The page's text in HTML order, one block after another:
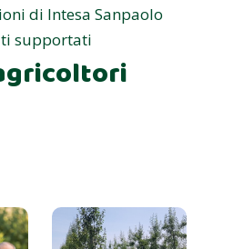
di Intesa Sanpaolo
supportati